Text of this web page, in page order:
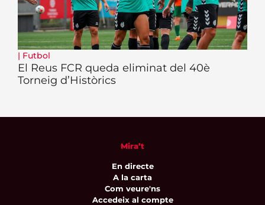
| Futbol
El Reus FCR queda eliminat del 40è
Torneig d’Històrics
Mira’t
En directe
A la carta
Com veure'ns
Accedeix al compte